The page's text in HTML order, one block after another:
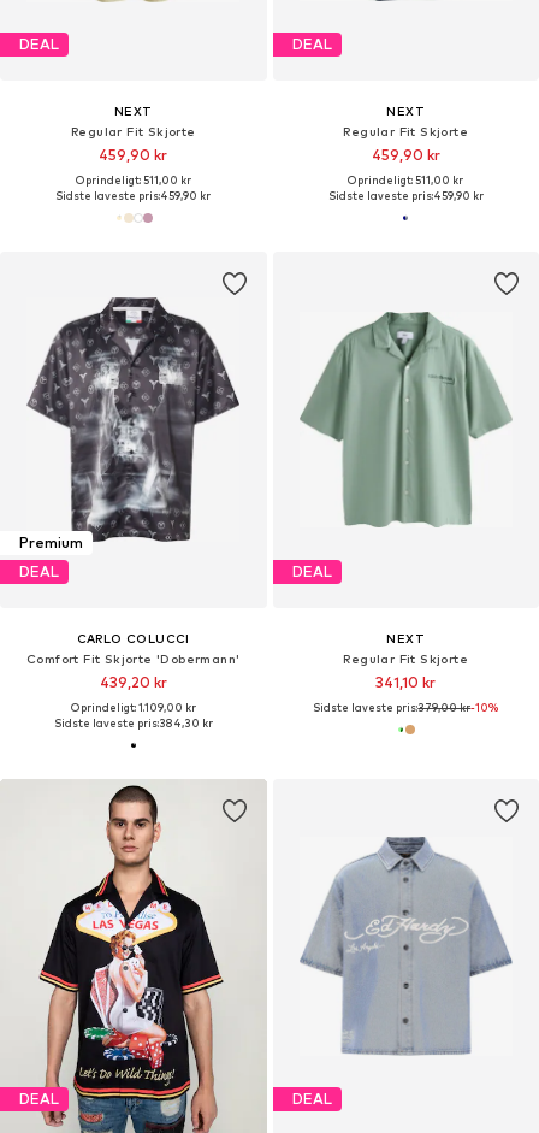
DEAL
NEXT
Regular Fit Skjorte
459,90 kr
Oprindeligt: 511,00 kr
Sidste laveste pris:459,90 kr
DEAL
NEXT
Regular Fit Skjorte
459,90 kr
Oprindeligt: 511,00 kr
Sidste laveste pris:459,90 kr
Premium
DEAL
CARLO COLUCCI
Comfort Fit Skjorte 'Dobermann'
439,20 kr
Oprindeligt: 1.109,00 kr
Sidste laveste pris:384,30 kr
DEAL
NEXT
Regular Fit Skjorte
341,10 kr
Sidste laveste pris:379,00 kr-10%
DEAL DEAL